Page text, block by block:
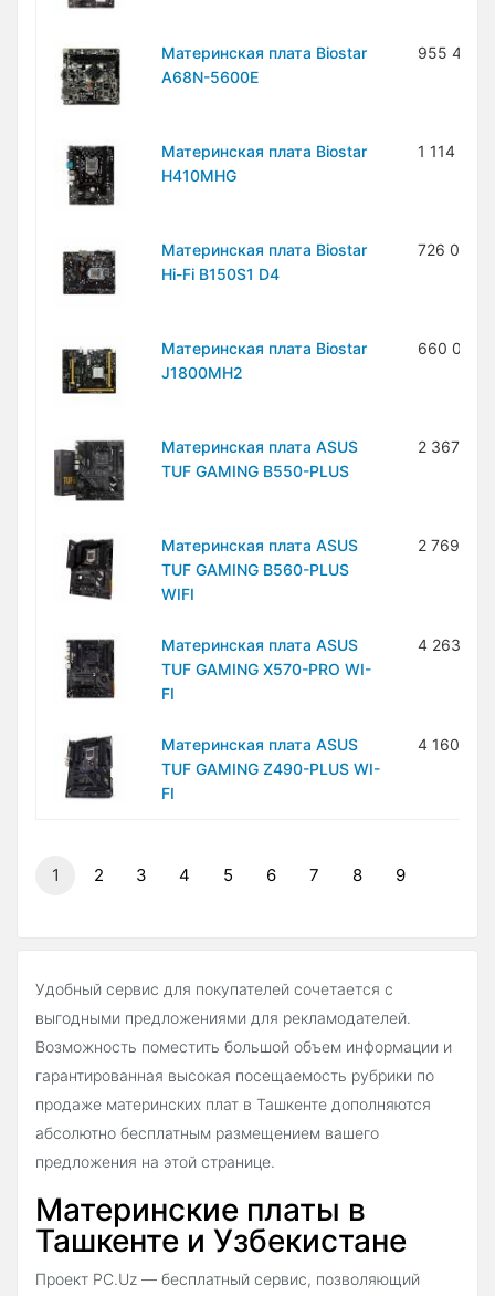
Материнская плата Biostar
A68N-5600E
955 400
Материнская плата Biostar
H410MHG
1 114
Материнская плата Biostar
Hi-Fi B150S1 D4
726 000
Материнская плата Biostar
J1800MH2
660 000
Материнская плата ASUS
TUF GAMING B550-PLUS
2 367
Материнская плата ASUS
TUF GAMING B560-PLUS
WIFI
2 769
Материнская плата ASUS
TUF GAMING X570-PRO WI-
FI
4 263
Материнская плата ASUS
TUF GAMING Z490-PLUS WI-
FI
4 160
1 2 3 4 5 6 7 8 9
Удобный сервис для покупателей сочетается с
выгодными предложениями для рекламодателей.
Возможность поместить большой объем информации и
гарантированная высокая посещаемость рубрики по
продаже материнских плат в Ташкенте дополняются
абсолютно бесплатным размещением вашего
предложения на этой странице.
Материнские платы в
Ташкенте и Узбекистане
Проект PC.Uz — бесплатный сервис, позволяющий